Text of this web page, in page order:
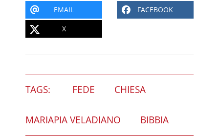
EMAIL FACEBOOK
X
TAGS: FEDE CHIESA
MARIAPIA VELADIANO BIBBIA